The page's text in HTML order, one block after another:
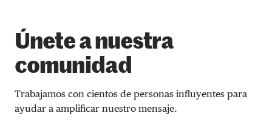
Únete a nuestra
comunidad
Trabajamos con cientos de personas influyentes para
ayudar a amplificar nuestro mensaje.